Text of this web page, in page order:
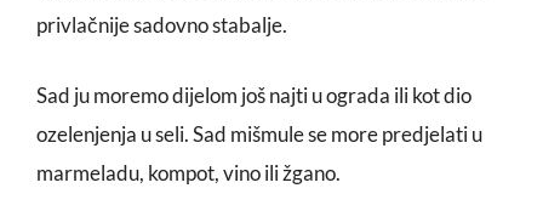
privlačnije sadovno stabalje.
Sad ju moremo dijelom još najti u ograda ili kot dio
ozelenjenja u seli. Sad mišmule se more predjelati u
marmeladu, kompot, vino ili žgano.